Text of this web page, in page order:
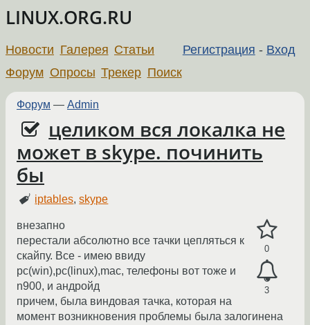
LINUX.ORG.RU
Регистрация - Вход
Новости Галерея Статьи
Форум Опросы Трекер Поиск
Форум — Admin
целиком вся локалка не
может в skype. починить
бы
iptables,skype
0
3
внезапно
перестали абсолютно все тачки цепляться к
скайпу. Все - имею ввиду
pc(win),pc(linux),mac, телефоны вот тоже и
n900, и андройд
причем, была виндовая тачка, которая на
момент возникновения проблемы была залогинена